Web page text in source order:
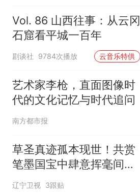
Vol. 86 山西往事：从云冈
石窟看平城一百年
剧谈社 9784次播放 云音乐特供
艺术家李枪，直面图像时
代的文化记忆与时代追问
南方都市报
草圣真迹孤本现世！共赏
笔墨国宝中肆意挥毫间的
千年传奇!
辽宁卫视 3跟贴